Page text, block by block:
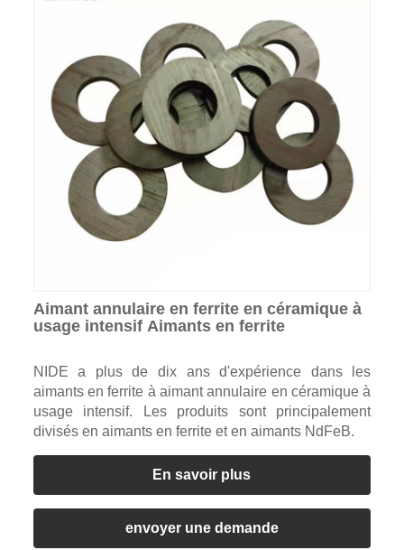
Aimant annulaire en ferrite en céramique à
usage intensif Aimants en ferrite
NIDE a plus de dix ans d'expérience dans les
aimants en ferrite à aimant annulaire en céramique à
usage intensif. Les produits sont principalement
divisés en aimants en ferrite et en aimants NdFeB.
En savoir plus
envoyer une demande